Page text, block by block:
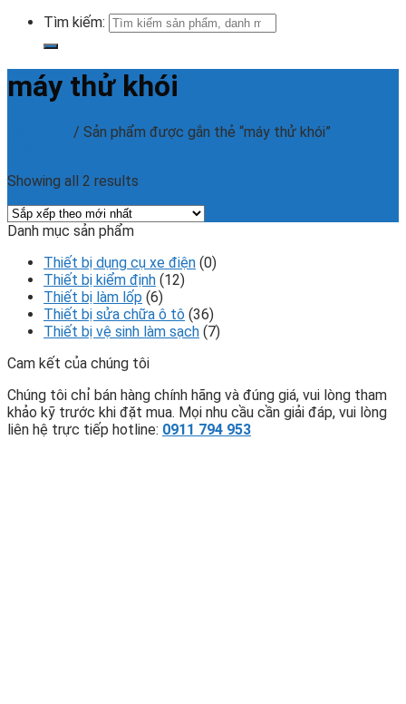
Tìm kiếm:
máy thử khói
/ Sản phẩm được gắn thẻ “máy thử khói”
Showing all 2 results
Danh mục sản phẩm
Thiết bị dụng cụ xe điện (0)
Thiết bị kiểm định (12)
Thiết bị làm lốp (6)
Thiết bị sửa chữa ô tô (36)
Thiết bị vệ sinh làm sạch (7)
Cam kết của chúng tôi
Chúng tôi chỉ bán hàng chính hãng và đúng giá, vui lòng tham
khảo kỹ trước khi đặt mua. Mọi nhu cầu cần giải đáp, vui lòng
liên hệ trực tiếp hotline: 0911 794 953